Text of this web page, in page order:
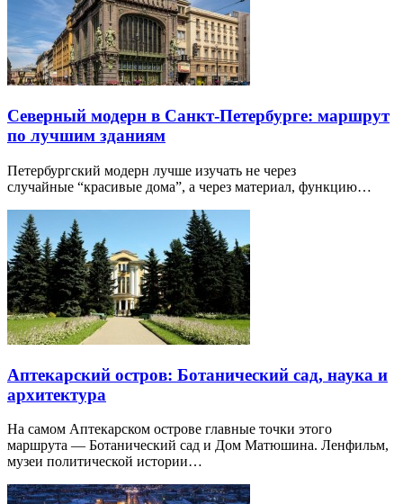
Северный модерн в Санкт-Петербурге: маршрут
по лучшим зданиям
Петербургский модерн лучше изучать не через
случайные “красивые дома”, а через материал, функцию…
Аптекарский остров: Ботанический сад, наука и
архитектура
На самом Аптекарском острове главные точки этого
маршрута — Ботанический сад и Дом Матюшина. Ленфильм,
музеи политической истории…